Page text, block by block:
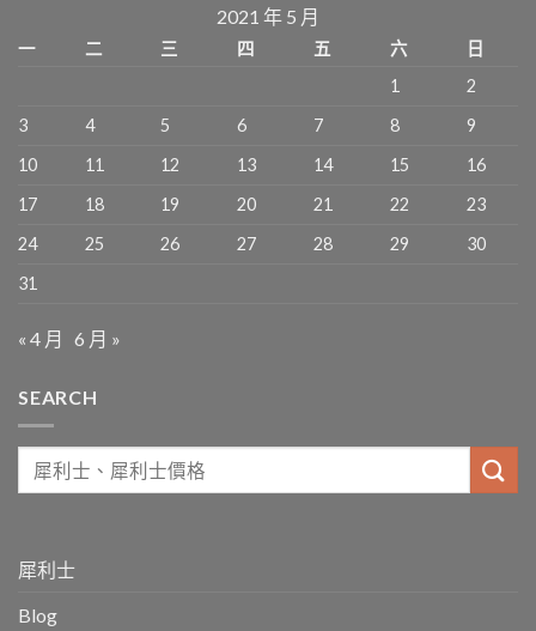
2021 年 5 月
一 二 三 四 五 六
日
1
2
3
4 5 6 7 8
9
10
11 12 13 14 15
16
17
18 19 20 21 22
23
24
25 26 27 28 29
30
31
« 4 月 6 月 »
SEARCH
犀利士
Blog